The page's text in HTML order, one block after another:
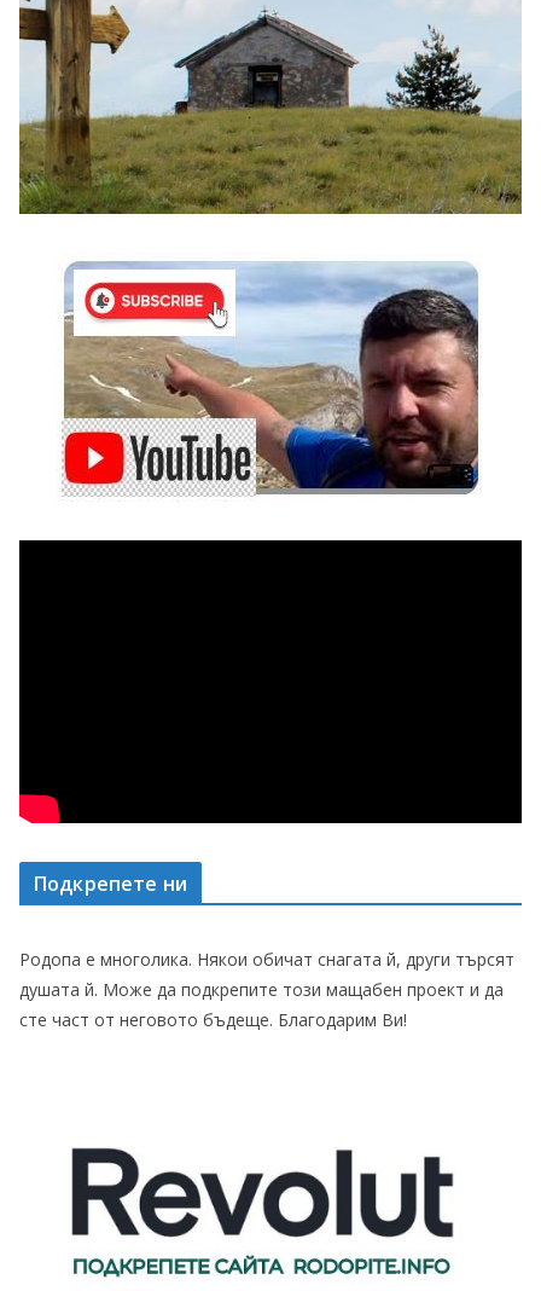
Подкрепете ни
Родопа е многолика. Някои обичат снагата й, други търсят
душата й. Може да подкрепите този мащабен проект и да
сте част от неговото бъдеще. Благодарим Ви!